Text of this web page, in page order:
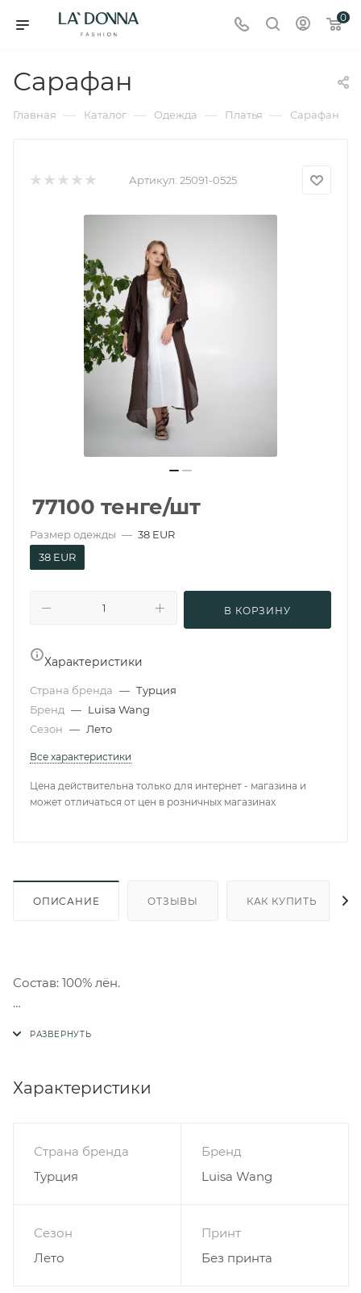
0
Сарафан
Главная — Каталог — Одежда — Платья — Сарафан
Артикул: 25091-0525
77100 тенге/шт
Размер одежды — 38 EUR
38 EUR
В КОРЗИНУ
Характеристики
Страна бренда — Турция
Бренд — Luisa Wang
Сезон — Лето
Все характеристики
Цена действительна только для интернет - магазина и
может отличаться от цен в розничных магазинах
ОПИСАНИЕ ОТЗЫВЫ КАК КУПИТЬ
Состав: 100% лён.
- только ручная стирка. Не тереть, не отжимать;
порошки с отбеливателями;
или электросушилке;
перхлорэтиленом, гидрокарбонатом или бензином
- гладить при низкой температуре (до 110°С).
Характеристики
Страна бренда
Турция
Бренд
Luisa Wang
Сезон
Лето
Принт
Без принта